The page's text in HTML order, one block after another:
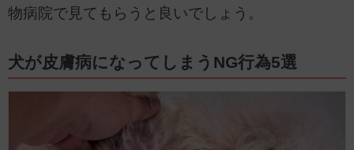
物病院で見てもらうと良いでしょう。
犬が皮膚病になってしまうNG行為5選